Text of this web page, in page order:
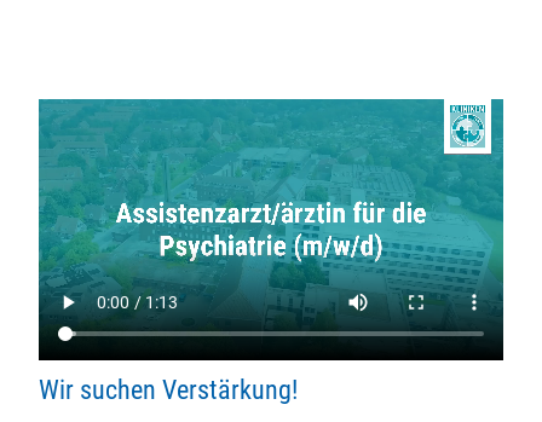
Wir suchen Verstärkung!